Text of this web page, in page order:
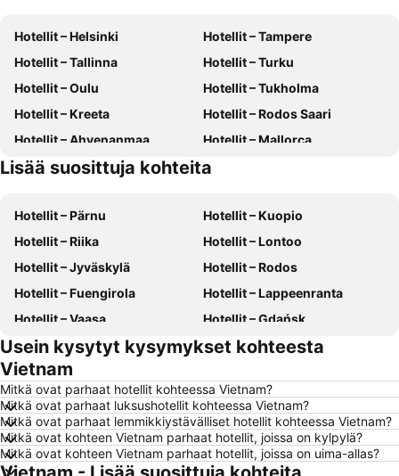
Hotellit – Helsinki
Hotellit – Tampere
Hotellit – Tallinna
Hotellit – Turku
Hotellit – Oulu
Hotellit – Tukholma
Hotellit – Kreeta
Hotellit – Rodos Saari
Hotellit – Ahvenanmaa
Hotellit – Mallorca
Hotellit – Gran Canaria
Hotellit – Phuket
Lisää suosittuja kohteita
Hotellit – Pärnu
Hotellit – Kuopio
Hotellit – Riika
Hotellit – Lontoo
Hotellit – Jyväskylä
Hotellit – Rodos
Hotellit – Fuengirola
Hotellit – Lappeenranta
Hotellit – Vaasa
Hotellit – Gdańsk
Hotellit – Rovaniemi
Hotellit – Alanya
Hotellit – Savonlinna
Hotellit – Vantaa
Hotellit – Pariisi
Hotellit – Rooma
Hotellit – Berliini
Hotellit – Kalajoki
Hotellit – Suomi
Usein kysytyt kysymykset kohteesta
Vietnam
Mitkä ovat parhaat hotellit kohteessa Vietnam?
Mitkä ovat parhaat luksushotellit kohteessa Vietnam?
Mitkä ovat parhaat lemmikkiystävälliset hotellit kohteessa Vietnam?
Mitkä ovat kohteen Vietnam parhaat hotellit, joissa on kylpylä?
Mitkä ovat kohteen Vietnam parhaat hotellit, joissa on uima-allas?